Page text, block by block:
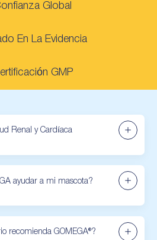
Global
En La Evidencia
GMP
Renal y Cardíaca
ayudar a mi mascota?
recomienda GOMEGA®?